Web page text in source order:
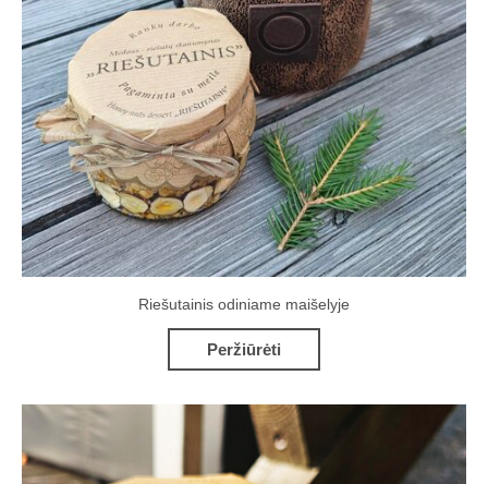
Riešutainis odiniame maišelyje
Peržiūrėti